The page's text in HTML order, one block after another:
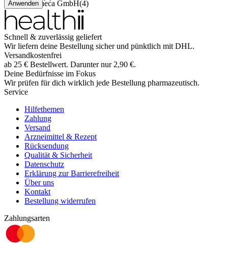
AstraZeneca GmbH(4)
Anwenden
Schnell & zuverlässig geliefert
Wir liefern deine Bestellung sicher und pünktlich mit DHL.
Versandkostenfrei
ab 25 € Bestellwert. Darunter nur 2,90 €.
Deine Bedürfnisse im Fokus
Wir prüfen für dich wirklich jede Bestellung pharmazeutisch.
Service
Hilfethemen
Zahlung
Versand
Arzneimittel & Rezept
Rücksendung
Qualität & Sicherheit
Datenschutz
Erklärung zur Barrierefreiheit
Über uns
Kontakt
Bestellung widerrufen
Zahlungsarten